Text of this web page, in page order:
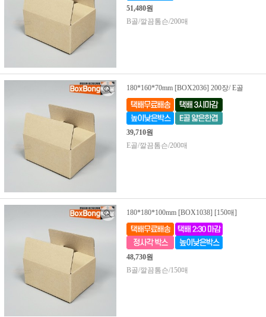
51,480원
B골/깔끔톰슨/200매
180*160*70mm [BOX2036] 200장/ E골
39,710원
E골/깔끔톰슨/200매
180*180*100mm [BOX1038] [150매]
48,730원
B골/깔끔톰슨/150매